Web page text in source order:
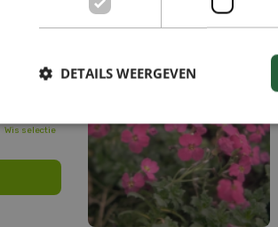
Wis selectie
DETAILS WEERGEVEN